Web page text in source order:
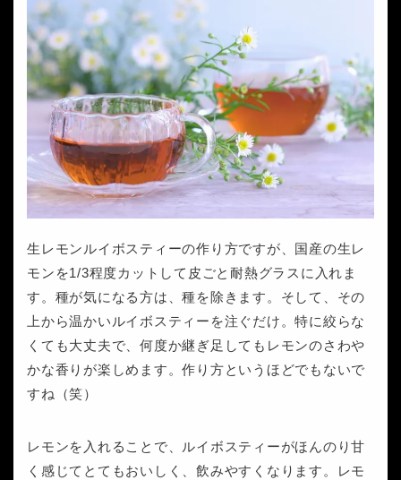
生レモンルイボスティーの作り方ですが、国産の生レ
モンを1/3程度カットして皮ごと耐熱グラスに入れま
す。種が気になる方は、種を除きます。そして、その
上から温かいルイボスティーを注ぐだけ。特に絞らな
くても大丈夫で、何度か継ぎ足してもレモンのさわや
かな香りが楽しめます。作り方というほどでもないで
すね（笑）
レモンを入れることで、ルイボスティーがほんのり甘
く感じてとてもおいしく、飲みやすくなります。レモ